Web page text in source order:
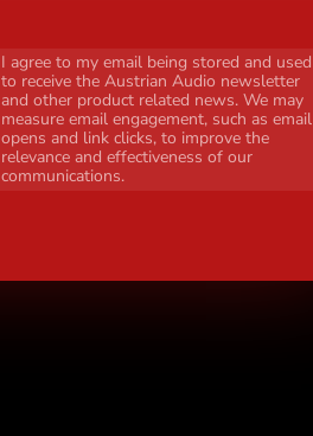
I agree to my email being stored and used
to receive the Austrian Audio newsletter
and other product related news. We may
measure email engagement, such as email
opens and link clicks, to improve the
relevance and effectiveness of our
communications.